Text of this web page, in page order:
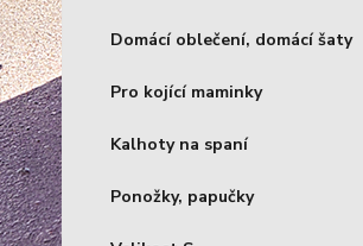
Domácí oblečení, domácí šaty
Pro kojící maminky
Kalhoty na spaní
Ponožky, papučky